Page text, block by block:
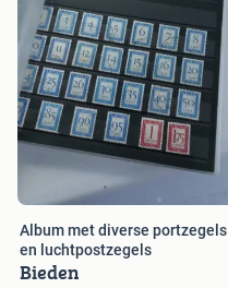
Album met diverse portzegels
en luchtpostzegels
Bieden